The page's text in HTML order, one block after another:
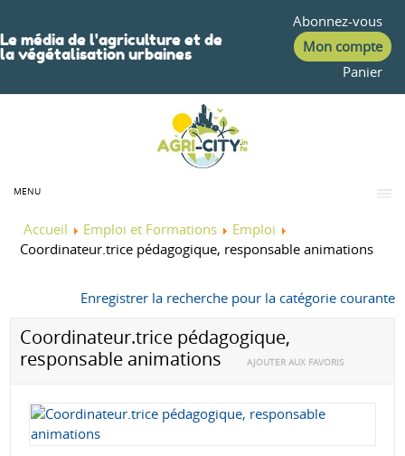
Le média de l'agriculture et de
la végétalisation urbaines
Abonnez-vous
Mon compte
Panier
MENU
Accueil Emploi et Formations
Emploi
Coordinateur.trice pédagogique, responsable animations
Enregistrer la recherche pour la catégorie courante
Coordinateur.trice pédagogique,
responsable animations
AJOUTER AUX FAVORIS
Votre nom
Message